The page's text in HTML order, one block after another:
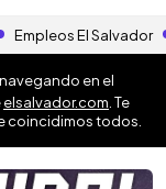
Empleos El Salvador
navegando en el
elsalvador.com . Te
coincidimos todos.